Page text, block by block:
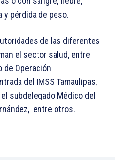
pérdida de peso.
de las diferentes
el sector salud, entre
de Operación
del IMSS Tamaulipas,
subdelegado Médico del
entre otros.